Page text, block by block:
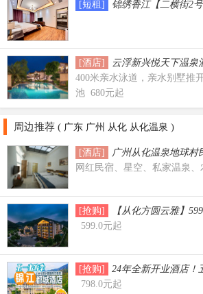
[短租] 锦绣香江【二横街2
[酒店]
云浮新兴悦天下温泉
400米亲水泳道，亲水别墅推
池 680元起
周边推荐 ( 广东 广州 从化 从化温泉 )
[酒店]
广州从化温泉地球村
网红民宿、星空、私家温泉
[抢购]
【从化方圆云雅】
599.0元起
[抢购]
24年全新开业酒店！
798.0元起